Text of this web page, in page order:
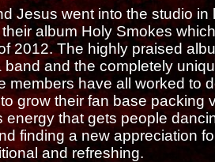
Jesus went into the studio in
album Holy Smokes
2012. The highly praised
band and the completely
members have all worked to
grow their fan base packing
energy that gets people
finding a new appreciation
and refreshing.